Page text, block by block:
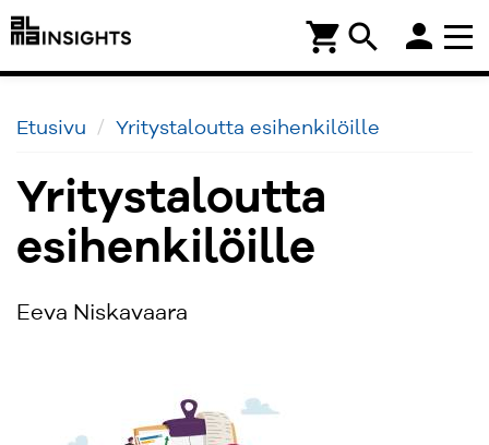
search
shopping_cart person
Etusivu Yritystaloutta esihenkilöille
Yritystaloutta
esihenkilöille
Eeva Niskavaara